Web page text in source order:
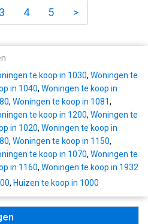
3 4 5 >
te koop in 1030, Woningen te
in 1040, Woningen te koop in
, Woningen te koop in 1081,
te koop in 1200, Woningen te
in 1020, Woningen te koop in
, Woningen te koop in 1150,
te koop in 1070, Woningen te
in 1160, Woningen te koop in 1932
, Huizen te koop in 1000